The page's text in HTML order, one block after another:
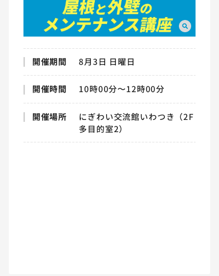
開催期間 8月3日 日曜日
開催時間 10時00分〜12時00分
開催場所
にぎわい交流館いわつき（2F
多目的室2）